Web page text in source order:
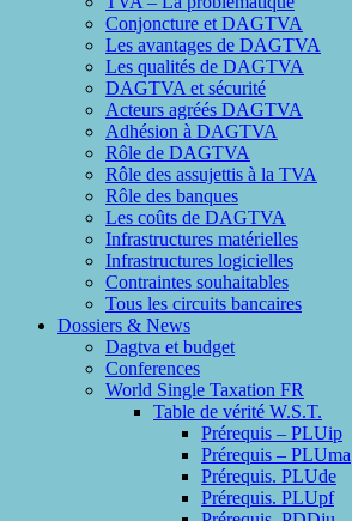
Conjoncture et DAGTVA
Les avantages de DAGTVA
Les qualités de DAGTVA
DAGTVA et sécurité
Acteurs agréés DAGTVA
Adhésion à DAGTVA
Rôle de DAGTVA
Rôle des assujettis à la TVA
Rôle des banques
Les coûts de DAGTVA
Infrastructures matérielles
Infrastructures logicielles
Contraintes souhaitables
Tous les circuits bancaires
Dossiers & News
Dagtva et budget
Conferences
World Single Taxation FR
Table de vérité W.S.T.
Prérequis – PLUip
Prérequis – PLUma
Prérequis. PLUde
Prérequis. PLUpf